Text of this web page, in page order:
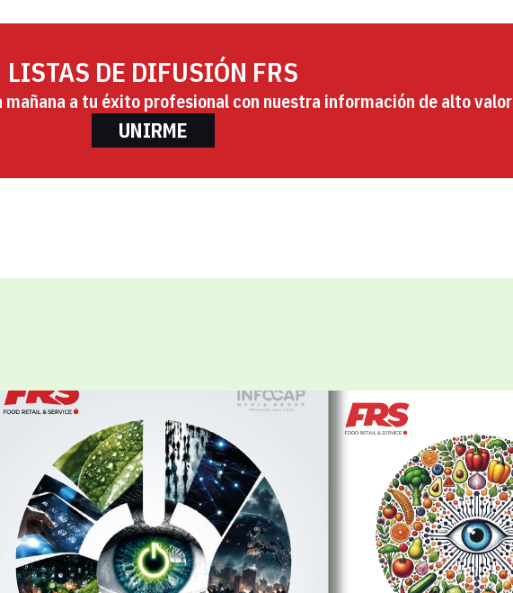
LISTAS DE DIFUSIÓN FRS
a tu éxito profesional con nuestra información de alto valor
UNIRME